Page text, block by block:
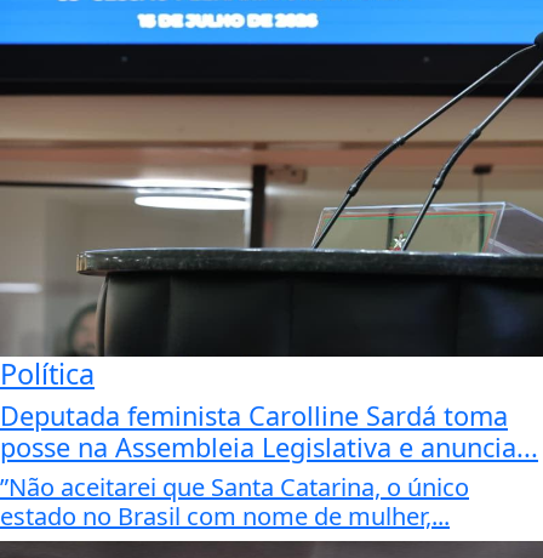
Política
Deputada feminista Carolline Sardá toma
posse na Assembleia Legislativa e anuncia...
”Não aceitarei que Santa Catarina, o único
estado no Brasil com nome de mulher,...